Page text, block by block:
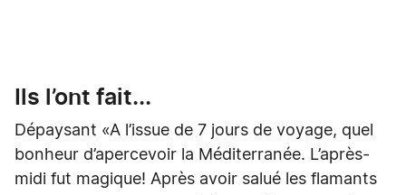
Ils l’ont fait...
Dépaysant «A l’issue de 7 jours de voyage, quel
bonheur d’apercevoir la Méditerranée. L’après-
midi fut magique! Après avoir salué les flamants